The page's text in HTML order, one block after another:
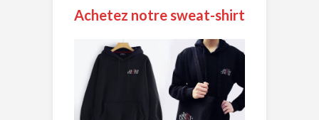
Achetez notre sweat-shirt